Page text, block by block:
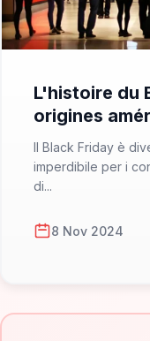
L'histoire du
origines
mondiale
Il Black Friday è
imperdibile per i
di...
8 Nov 2024